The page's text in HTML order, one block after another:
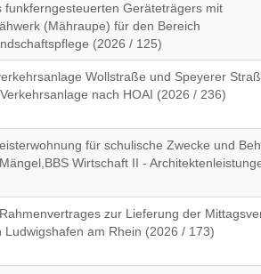
funkferngesteuerten Geräteträgers mit
(Mähraupe) für den Bereich
(2026 / 125)
Wollstraße und Speyerer
nach HOAI (2026 / 236)
für schulische Zwecke und
Wirtschaft II -
zur Lieferung der
Ludwigshafen am Rhein (2026 / 173)